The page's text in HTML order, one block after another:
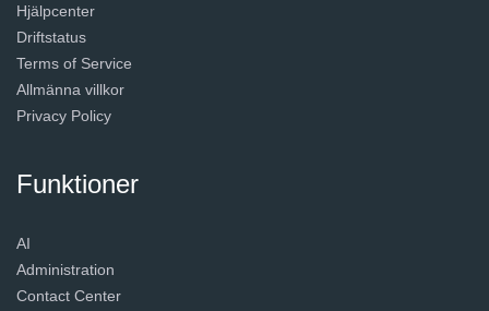
Hjälpcenter
Driftstatus
Terms of Service
Allmänna villkor
Privacy Policy
Funktioner
AI
Administration
Contact Center